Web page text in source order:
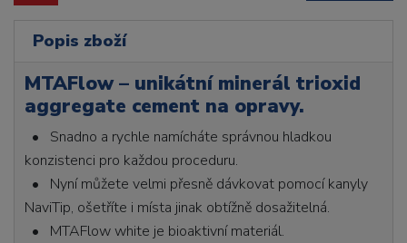
Popis zboží
MTAFlow – unikátní minerál trioxid
aggregate cement na opravy.
• Snadno a rychle namícháte správnou hladkou
konzistenci pro každou proceduru.
• Nyní můžete velmi přesně dávkovat pomocí kanyly
NaviTip, ošetříte i místa jinak obtížně dosažitelná.
• MTAFlow white je bioaktivní materiál.